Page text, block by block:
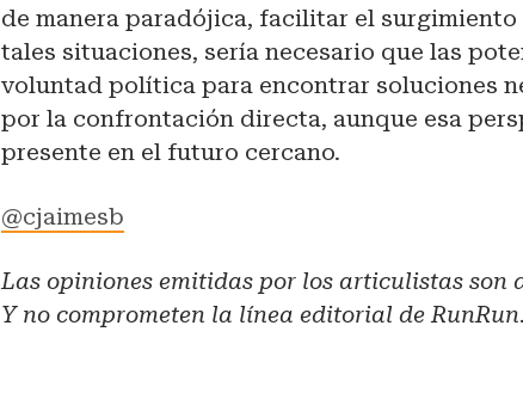
de manera paradójica, facilitar el
tales situaciones, sería necesario que las
voluntad política para encontrar soluciones
por la confrontación directa, aunque esa
presente en el futuro cercano.
@cjaimesb
Las opiniones emitidas por los articulistas son
Y no comprometen la línea editorial de